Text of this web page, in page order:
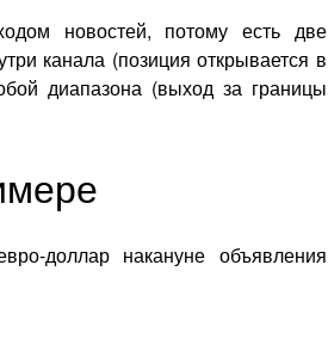
новостей, потому есть две
канала (позиция открывается в
диапазона (выход за границы
доллар накануне объявления